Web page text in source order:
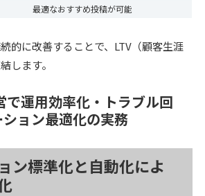
最適なおすすめ投稿が可能
的に改善することで、LTV（顧客生涯
します。
で運用効率化・トラブル回
ョン最適化の実務
ン標準化と自動化によ